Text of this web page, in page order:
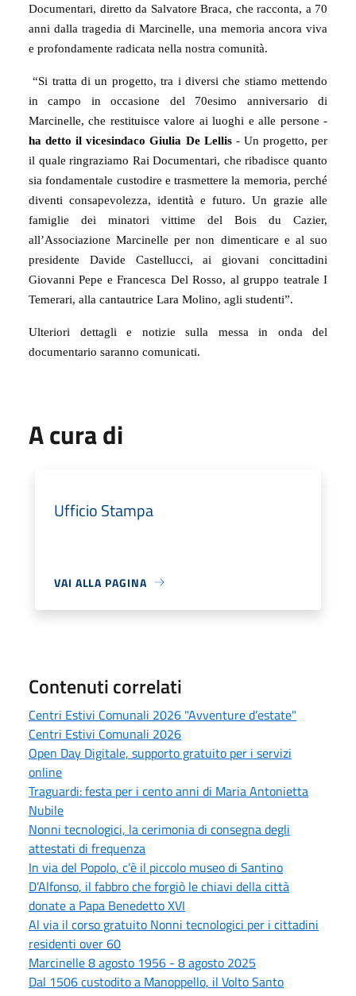
Documentari, diretto da Salvatore Braca, che racconta, a 70
anni dalla tragedia di Marcinelle, una memoria ancora viva
e profondamente radicata nella nostra comunità.
“Si tratta di un progetto, tra i diversi che stiamo mettendo
in campo in occasione del 70esimo anniversario di
Marcinelle, che restituisce valore ai luoghi e alle persone -
ha detto il vicesindaco Giulia De Lellis- Un progetto, per
il quale ringraziamo Rai Documentari, che ribadisce quanto
sia fondamentale custodire e trasmettere la memoria, perché
diventi consapevolezza, identità e futuro. Un grazie alle
famiglie dei minatori vittime del Bois du Cazier,
all’Associazione Marcinelle per non dimenticare e al suo
presidente Davide Castellucci, ai giovani concittadini
Giovanni Pepe e Francesca Del Rosso, al gruppo teatrale I
Temerari, alla cantautrice Lara Molino, agli studenti”.
Ulteriori dettagli e notizie sulla messa in onda del
documentario saranno comunicati.
A cura di
Ufficio Stampa
VAI ALLA PAGINA
Contenuti correlati
Centri Estivi Comunali 2026 "Avventure d’estate"
Centri Estivi Comunali 2026
Open Day Digitale, supporto gratuito per i servizi
online
Traguardi: festa per i cento anni di Maria Antonietta
Nubile
Nonni tecnologici, la cerimonia di consegna degli
attestati di frequenza
In via del Popolo, c’è il piccolo museo di Santino
D’Alfonso, il fabbro che forgiò le chiavi della città
donate a Papa Benedetto XVI
Al via il corso gratuito Nonni tecnologici per i cittadini
residenti over 60
Marcinelle 8 agosto 1956 - 8 agosto 2025
Dal 1506 custodito a Manoppello, il Volto Santo